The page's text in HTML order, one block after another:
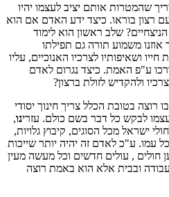
שהמטרות אותם יציב לעצמו יהיו
רצון בוראו. כיצד ידע האדם אם הוא
שלב ראשון הוא לימוד
אוזנו משמוע תורה גם תפילתו
ושאיפותיו לצרכיו האנוכיים, עליו
ע"פ האמת. כיצד נגרום לאדם
ולהקדיש לזולת ברצון?
רוצה בטובת הכלל צריך חינוך יסודי
לבקש כל דבר בשם כולם. עזרינו,
ישראל מכל הסוגים, קיבוץ גלויות,
עמו. ע"כ לאדם זה יהיה יותר שייכות
חולים , עולים חדשים וכל מעשה מעין
ובבית אלא הוא באמת רוצה